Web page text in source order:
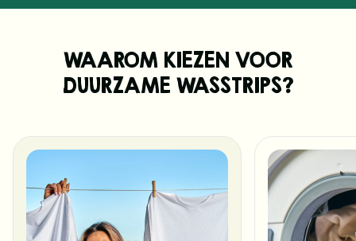
WAAROM KIEZEN VOOR
DUURZAME WASSTRIPS?